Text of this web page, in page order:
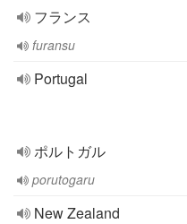
フランス
furansu
Portugal
ポルトガル
porutogaru
New Zealand